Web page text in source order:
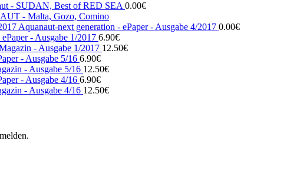
- SUDAN, Best of RED SEA 0.00€
- Malta, Gozo, Comino
Aquanaut-next generation - ePaper - Ausgabe 4/2017 0.00€
- Ausgabe 1/2017 6.90€
- Ausgabe 1/2017 12.50€
- Ausgabe 5/16 6.90€
- Ausgabe 5/16 12.50€
- Ausgabe 4/16 6.90€
- Ausgabe 4/16 12.50€